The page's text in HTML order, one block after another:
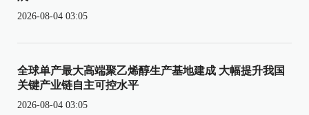
2026-08-04 03:05
全球单产最大高端聚乙烯醇生产基地建成 大幅提升我国
关键产业链自主可控水平
2026-08-04 03:05